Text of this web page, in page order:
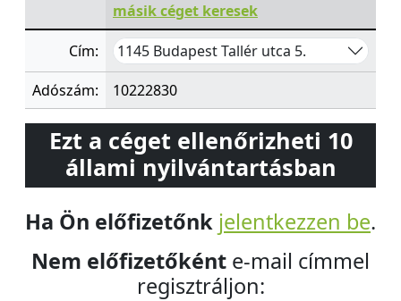
másik céget keresek
Cím: 1145 Budapest Tallér utca 5.
Adószám: 10222830
Ezt a céget ellenőrizheti 10
állami nyilvántartásban
Ha Ön előfizetőnk jelentkezzen be.
Nem előfizetőként e-mail címmel
regisztráljon: